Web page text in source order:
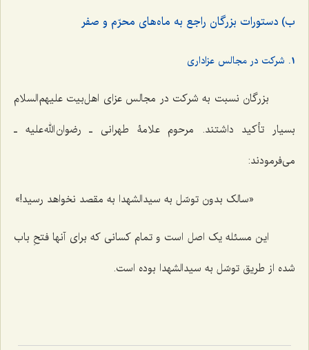
ب) دستورات بزرگان راجع به ماه‌های محرّم و صفر
1. شرکت در مجالس عزاداری
بزرگان نسبت به شرکت در مجالس عزای اهل‌بیت علیهم‌السلام
بسیار تأکید داشتند. مرحوم علامۀ طهرانی ـ رضوان الله علیه ـ
می‌فرمودند:
«سالک بدون توسّل به سیدالشهدا به مقصد نخواهد رسید!»
این مسئله یک اصل است و تمام کسانی که برای آنها فتحِ باب
شده از طریق توسّل به سیدالشهدا بوده است.